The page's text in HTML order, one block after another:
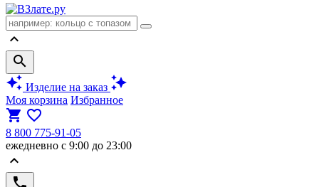
keyboard_arrow_up
search
auto_awesome Изделие на заказ auto_awesome
Моя корзина Избранное
shopping_cart favorite_border
8 800 775-91-05
ежедневно с 9:00 до 23:00
keyboard_arrow_up
phone